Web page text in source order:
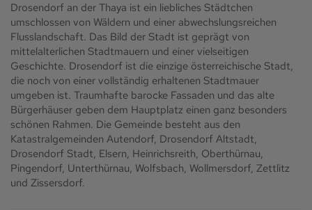
Drosendorf an der Thaya ist ein liebliches Städtchen
umschlossen von Wäldern und einer abwechslungsreichen
Flusslandschaft. Das Bild der Stadt ist geprägt von
mittelalterlichen Stadtmauern und einer vielseitigen
Geschichte. Drosendorf ist die einzige österreichische Stadt,
die noch von einer vollständig erhaltenen Stadtmauer
umgeben ist. Traumhafte barocke Fassaden und das alte
Bürgerhäuser geben dem Hauptplatz einen ganz besonders
schönen Rahmen. Die Gemeinde besteht aus den
Katastralgemeinden Autendorf, Drosendorf Altstadt,
Drosendorf Stadt, Elsern, Heinrichsreith, Oberthürnau,
Pingendorf, Unterthürnau, Wolfsbach, Wollmersdorf, Zettlitz
und Zissersdorf.